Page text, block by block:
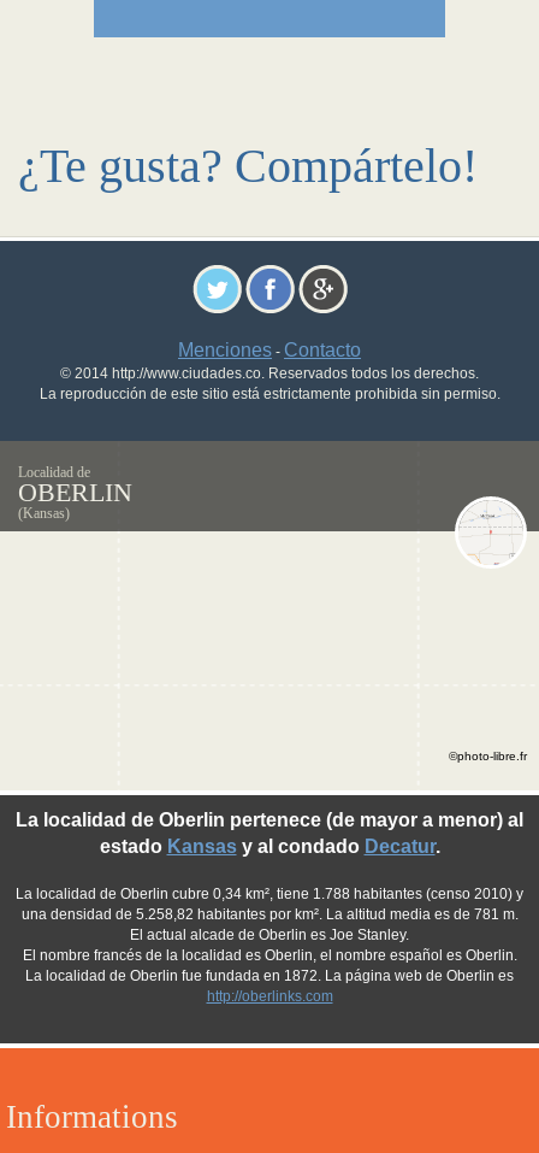
¿Te gusta? Compártelo!
Menciones - Contacto
© 2014 http://www.ciudades.co. Reservados todos los derechos.
La reproducción de este sitio está estrictamente prohibida sin permiso.
Localidad de
OBERLIN
(Kansas)
Informations
La localidad de Oberlin pertenece (de mayor a menor) al
estado Kansasy al condado Decatur.
La localidad de Oberlin cubre 0,34 km², tiene 1.788 habitantes (censo 2010) y
una densidad de 5.258,82 habitantes por km². La altitud media es de 781 m.
El actual alcade de Oberlin es Joe Stanley.
El nombre francés de la localidad es Oberlin, el nombre español es Oberlin.
La localidad de Oberlin fue fundada en 1872. La página web de Oberlin es
http://oberlinks.com
©photo-libre.fr